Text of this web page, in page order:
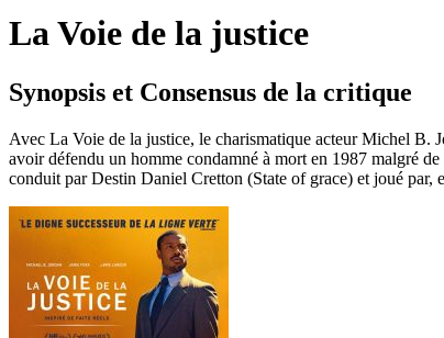
La Voie de la justice
Synopsis et Consensus de la critique
Avec La Voie de la justice, le charismatique acteur Michel B.
avoir défendu un homme condamné à mort en 1987 malgré
conduit par Destin Daniel Cretton (State of grace) et joué par,